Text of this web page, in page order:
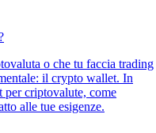
o che tu faccia trading
il crypto wallet. In
per criptovalute, come
alle tue esigenze.